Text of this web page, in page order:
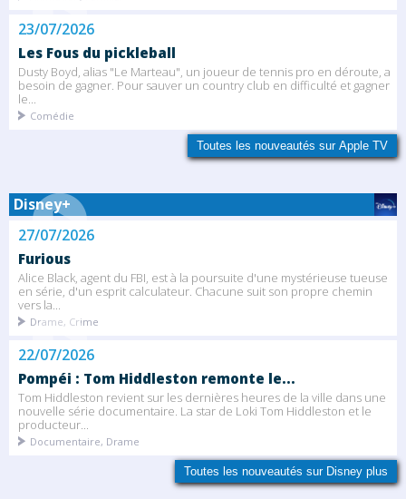
23/07/2026
Les Fous du pickleball
Dusty Boyd, alias "Le Marteau", un joueur de tennis pro en déroute, a
besoin de gagner. Pour sauver un country club en difficulté et gagner
le...
Comédie
Toutes les nouveautés sur Apple TV
Disney+
27/07/2026
Furious
Alice Black, agent du FBI, est à la poursuite d'une mystérieuse tueuse
en série, d'un esprit calculateur. Chacune suit son propre chemin
vers la...
Drame, Crime
22/07/2026
Pompéi : Tom Hiddleston remonte le...
Tom Hiddleston revient sur les dernières heures de la ville dans une
nouvelle série documentaire. La star de Loki Tom Hiddleston et le
producteur...
Documentaire, Drame
Toutes les nouveautés sur Disney plus